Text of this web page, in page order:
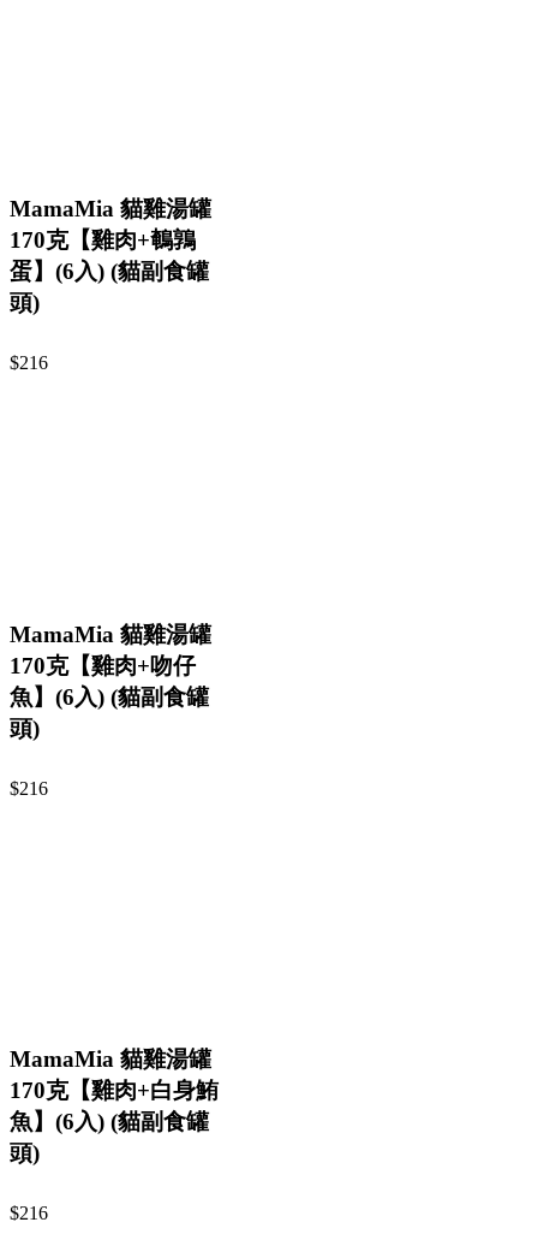
MamaMia 貓雞湯罐
170克【雞肉+鵪鶉
蛋】(6入) (貓副食罐
頭)
$216
MamaMia 貓雞湯罐
170克【雞肉+吻仔
魚】(6入) (貓副食罐
頭)
$216
MamaMia 貓雞湯罐
170克【雞肉+白身鮪
魚】(6入) (貓副食罐
頭)
$216